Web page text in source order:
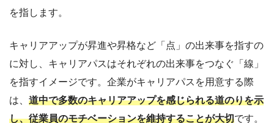
を指します。
キャリアアップが昇進や昇格など「点」の出来事を指すの
に対し、キャリアパスはそれぞれの出来事をつなぐ「線」
を指すイメージです。企業がキャリアパスを用意する際
は、 道中で多数のキャリアアップを感じられる道のりを示
し、従業員のモチベーションを維持することが大切です。